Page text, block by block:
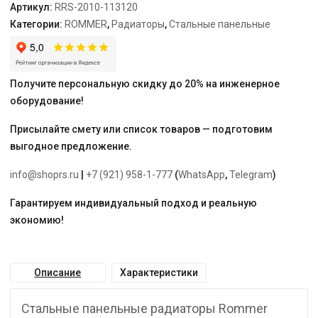
Compact
Артикул: RRS-2010-113120
Категории: ROMMER, Радиаторы,Стальные панельные
Получите персональную скидку до 20% на инженерное
оборудование!
Присылайте смету или список товаров — подготовим
выгодное предложение.
info@shoprs.ru +7 (921) 958-1-777 (WhatsApp,Telegram)
Гарантируем индивидуальный подход и реальную
экономию!
Описание Характеристики
Стальные панельные радиаторы Rommer